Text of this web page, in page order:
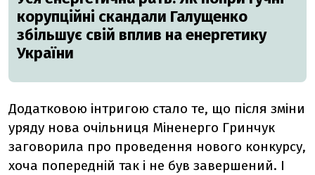
корупційні скандали Галущенко
збільшує свій вплив на енергетику
України
Додатковою інтригою стало те, що після зміни
уряду нова очільниця Міненерго Гринчук
заговорила про проведення нового конкурсу,
хоча попередній так і не був завершений. І